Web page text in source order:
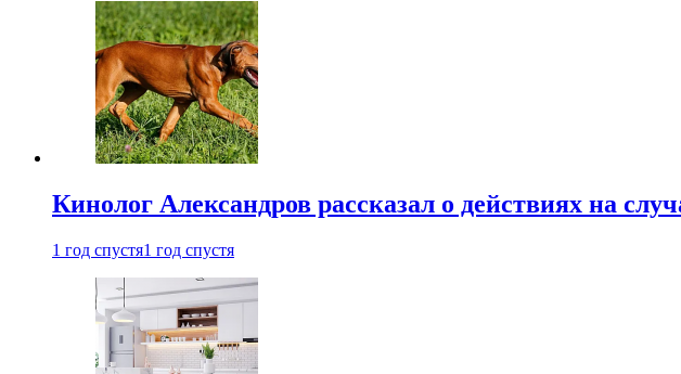
Кинолог Александров рассказал о действиях на
1 год спустя1 год спустя